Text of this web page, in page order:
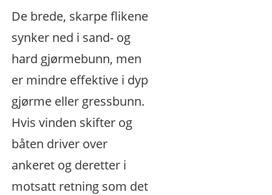
De brede, skarpe flikene
synker ned i sand- og
hard gjørmebunn, men
er mindre effektive i dyp
gjørme eller gressbunn.
Hvis vinden skifter og
båten driver over
ankeret og deretter i
motsatt retning som det